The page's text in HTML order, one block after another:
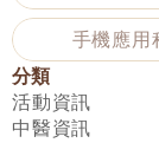
手機應用
分類
活動資訊
中醫資訊